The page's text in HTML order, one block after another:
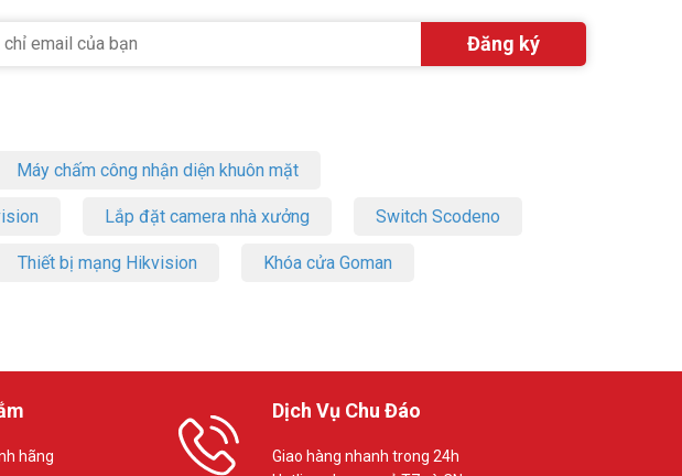
Máy chấm công nhận diện khuôn mặt
Lắp đặt camera nhà xưởng Switch Scodeno
Thiết bị mạng Hikvision Khóa cửa Goman
hãng
Dịch Vụ Chu Đáo
Giao hàng nhanh trong 24h